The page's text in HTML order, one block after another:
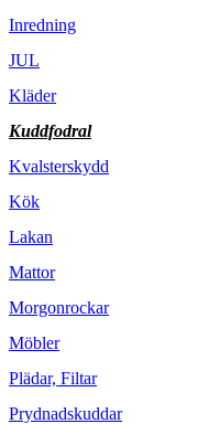
Inredning
JUL
Kläder
Kuddfodral
Kvalsterskydd
Kök
Lakan
Mattor
Morgonrockar
Möbler
Plädar, Filtar
Prydnadskuddar